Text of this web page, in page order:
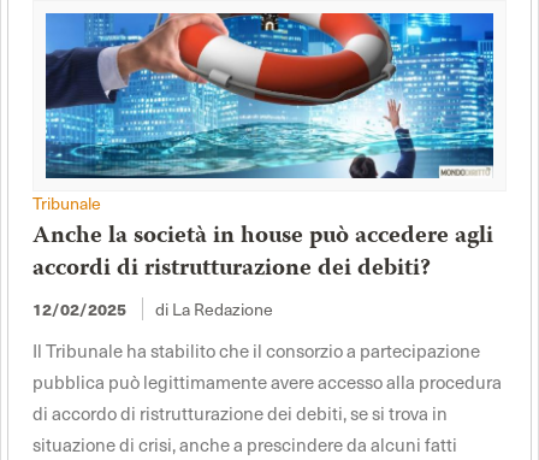
Tribunale
Anche la società in house può accedere agli
accordi di ristrutturazione dei debiti?
12/02/2025 di La Redazione
Il Tribunale ha stabilito che il consorzio a partecipazione
pubblica può legittimamente avere accesso alla procedura
di accordo di ristrutturazione dei debiti, se si trova in
situazione di crisi, anche a prescindere da alcuni fatti